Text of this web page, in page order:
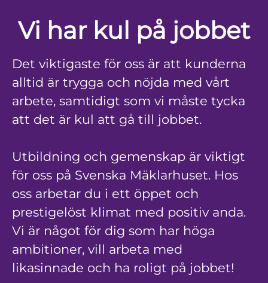
Vi har kul på jobbet
Det viktigaste för oss är att kunderna
alltid är trygga och nöjda med vårt
arbete, samtidigt som vi måste tycka
att det är kul att gå till jobbet.
Utbildning och gemenskap är viktigt
för oss på Svenska Mäklarhuset. Hos
oss arbetar du i ett öppet och
prestigelöst klimat med positiv anda.
Vi är något för dig som har höga
ambitioner, vill arbeta med
likasinnade och ha roligt på jobbet!